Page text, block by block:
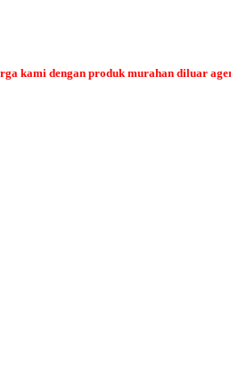
kami dengan produk murahan diluar